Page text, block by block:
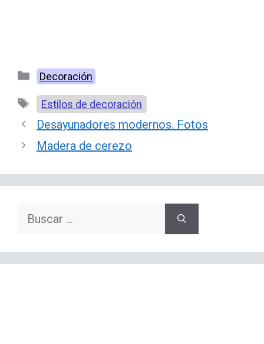
Categorías
Decoración
Etiquetas
Estilos de decoración
Desayunadores modernos. Fotos
Madera de cerezo
Buscar: